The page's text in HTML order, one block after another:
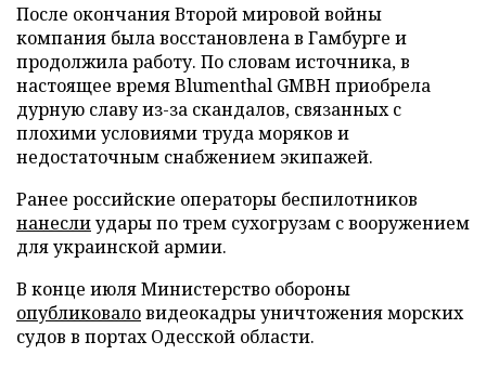
После окончания Второй мировой войны
компания была восстановлена в Гамбурге и
продолжила работу. По словам источника, в
настоящее время Blumenthal GMBH приобрела
дурную славу из-за скандалов, связанных с
плохими условиями труда моряков и
недостаточным снабжением экипажей.
Ранее российские операторы беспилотников
нанеслиудары по трем сухогрузам с вооружением
для украинской армии.
В конце июля Министерство обороны
опубликоваловидеокадры уничтожения морских
судов в портах Одесской области.